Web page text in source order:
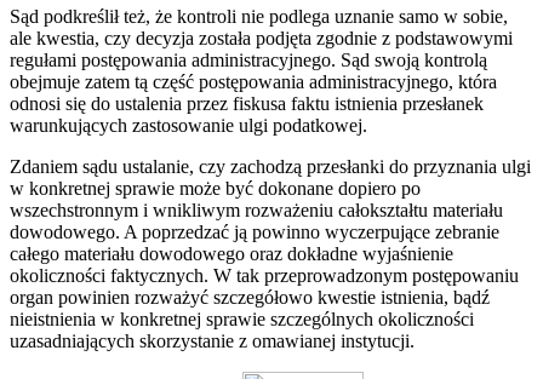
Sąd podkreślił też, że kontroli nie podlega uznanie samo w sobie,
ale kwestia, czy decyzja została podjęta zgodnie z podstawowymi
regułami postępowania administracyjnego. Sąd swoją kontrolą
obejmuje zatem tą część postępowania administracyjnego, która
odnosi się do ustalenia przez fiskusa faktu istnienia przesłanek
warunkujących zastosowanie ulgi podatkowej.
Zdaniem sądu ustalanie, czy zachodzą przesłanki do przyznania ulgi
w konkretnej sprawie może być dokonane dopiero po
wszechstronnym i wnikliwym rozważeniu całokształtu materiału
dowodowego. A poprzedzać ją powinno wyczerpujące zebranie
całego materiału dowodowego oraz dokładne wyjaśnienie
okoliczności faktycznych. W tak przeprowadzonym postępowaniu
organ powinien rozważyć szczegółowo kwestie istnienia, bądź
nieistnienia w konkretnej sprawie szczególnych okoliczności
uzasadniających skorzystanie z omawianej instytucji.